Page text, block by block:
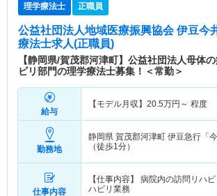
理学療法士 正職員
公益社団法人地域医療振興協会 伊豆今
療法士求人(正職員)
【静岡県/賀茂郡河津町】公益社団法人母体
ビリ部門の理学療法士募集！＜常勤＞
給与
【モデル月収】 20.5万円～ 程度
勤務地
静岡県 賀茂郡河津町 伊豆急行「
（徒歩1分）
仕事内容
【仕事内容】 病院内の訪問リハ
ハビリ業務